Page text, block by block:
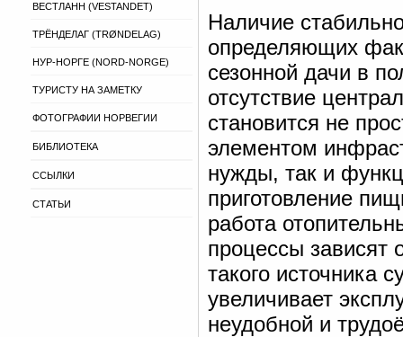
ВЕСТЛАНН (VESTANDET)
ТРЁНДЕЛАГ (TRØNDELAG)
НУР-НОРГЕ (NORD-NORGE)
ТУРИСТУ НА ЗАМЕТКУ
ФОТОГРАФИИ НОРВЕГИИ
БИБЛИОТЕКА
ССЫЛКИ
СТАТЬИ
Наличие
определяющих
сезонной дачи в
отсутствие
становится не
элементом
нужды, так и
приготовление
работа
процессы зависят
такого источника
увеличивает
неудобной и